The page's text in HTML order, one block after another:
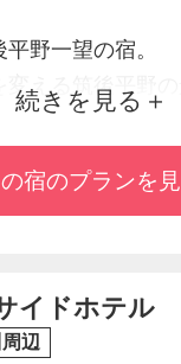
野一望の宿。
変える筑後平野
い。
続きを見る
宿のプランを
イドホテル
辺